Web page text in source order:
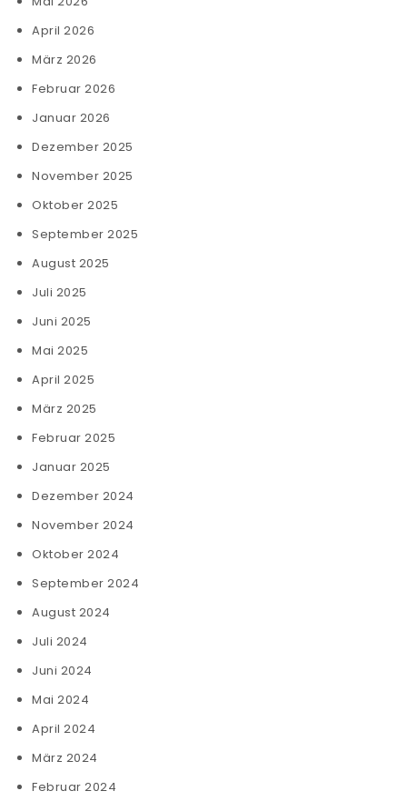
April 2026
März 2026
Februar 2026
Januar 2026
Dezember 2025
November 2025
Oktober 2025
September 2025
August 2025
Juli 2025
Juni 2025
Mai 2025
April 2025
März 2025
Februar 2025
Januar 2025
Dezember 2024
November 2024
Oktober 2024
September 2024
August 2024
Juli 2024
Juni 2024
Mai 2024
April 2024
März 2024
Februar 2024